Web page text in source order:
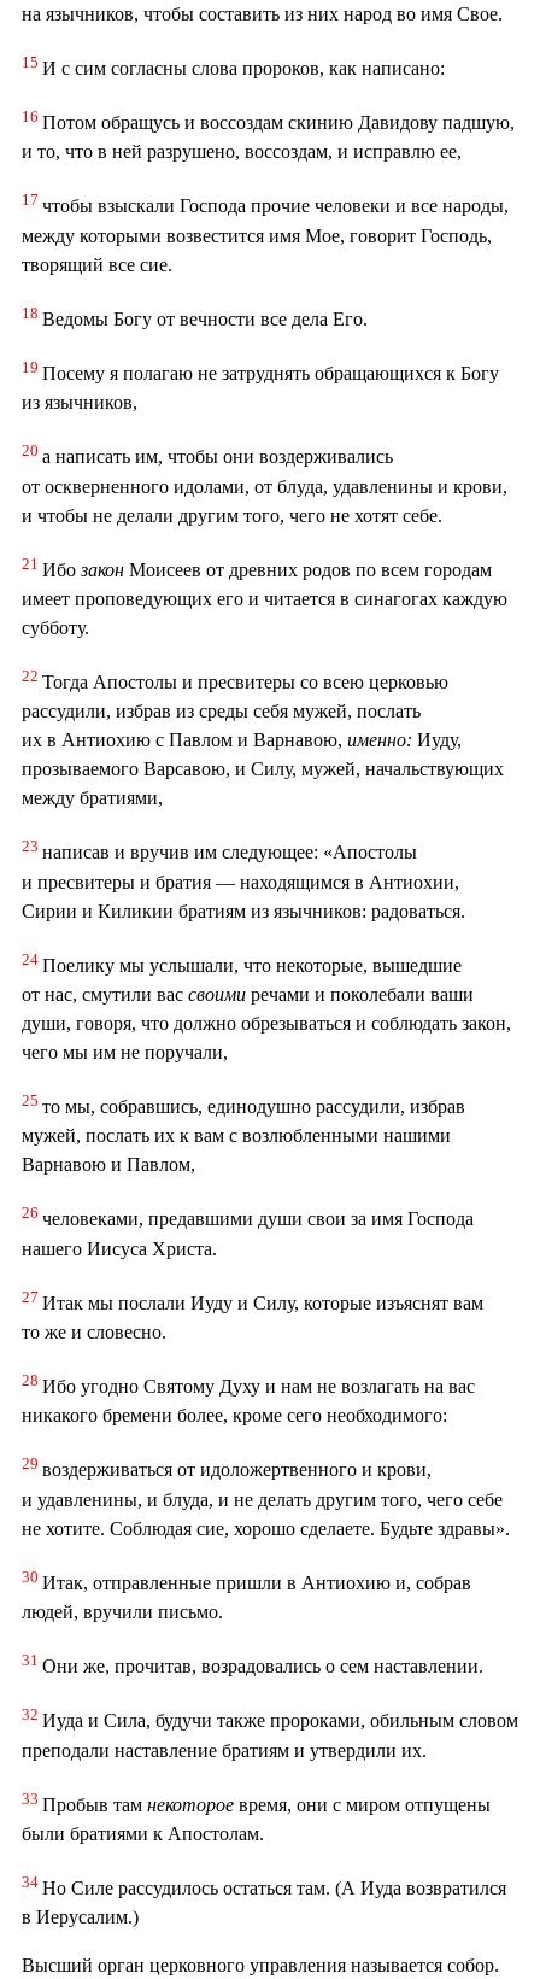
на язычников, чтобы составить из них народ во имя Свое.
15 И с сим согласны слова пророков, как написано:
16 Потом обращусь и воссоздам скинию Давидову падшую,
и то, что в ней разрушено, воссоздам, и исправлю ее,
17 чтобы взыскали Господа прочие человеки и все народы,
между которыми возвестится имя Мое, говорит Господь,
творящий все сие.
18 Ведомы Богу от вечности все дела Его.
19 Посему я полагаю не затруднять обращающихся к Богу
из язычников,
20 а написать им, чтобы они воздерживались
от оскверненного идолами, от блуда, удавленины и крови,
и чтобы не делали другим того, чего не хотят себе.
21 Ибозакон Моисеев от древних родов по всем городам
имеет проповедующих его и читается в синагогах каждую
субботу.
22 Тогда Апостолы и пресвитеры со всею церковью
рассудили, избрав из среды себя мужей, послать
их в Антиохию с Павлом и Варнавою, именно: Иуду,
прозываемого Варсавою, и Силу, мужей, начальствующих
между братиями,
23 написав и вручив им следующее: «Апостолы
и пресвитеры и братия — находящимся в Антиохии,
Сирии и Киликии братиям из язычников: радоваться.
24 Поелику мы услышали, что некоторые, вышедшие
от нас, смутили вас своими речами и поколебали ваши
души, говоря, что должно обрезываться и соблюдать закон,
чего мы им не поручали,
25 то мы, собравшись, единодушно рассудили, избрав
мужей, послать их к вам с возлюбленными нашими
Варнавою и Павлом,
26 человеками, предавшими души свои за имя Господа
нашего Иисуса Христа.
27 Итак мы послали Иуду и Силу, которые изъяснят вам
то же и словесно.
28 Ибо угодно Святому Духу и нам не возлагать на вас
никакого бремени более, кроме сего необходимого:
29 воздерживаться от идоложертвенного и крови,
и удавленины, и блуда, и не делать другим того, чего себе
не хотите. Соблюдая сие, хорошо сделаете. Будьте здравы».
30 Итак, отправленные пришли в Антиохию и, собрав
людей, вручили письмо.
31 Они же, прочитав, возрадовались о сем наставлении.
32 Иуда и Сила, будучи также пророками, обильным словом
преподали наставление братиям и утвердили их.
33 Пробыв там некоторое время, они с миром отпущены
были братиями к Апостолам.
34 Но Силе рассудилось остаться там. (А Иуда возвратился
в Иерусалим.)
Высший орган церковного управления называется собор.